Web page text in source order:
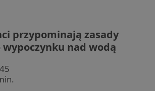
przypominają zasady
wypoczynku nad wodą